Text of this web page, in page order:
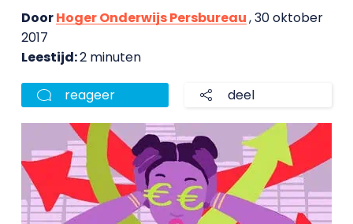
DoorHoger Onderwijs Persbureau, 30 oktober
2017
Leestijd:2 minuten
reageer deel